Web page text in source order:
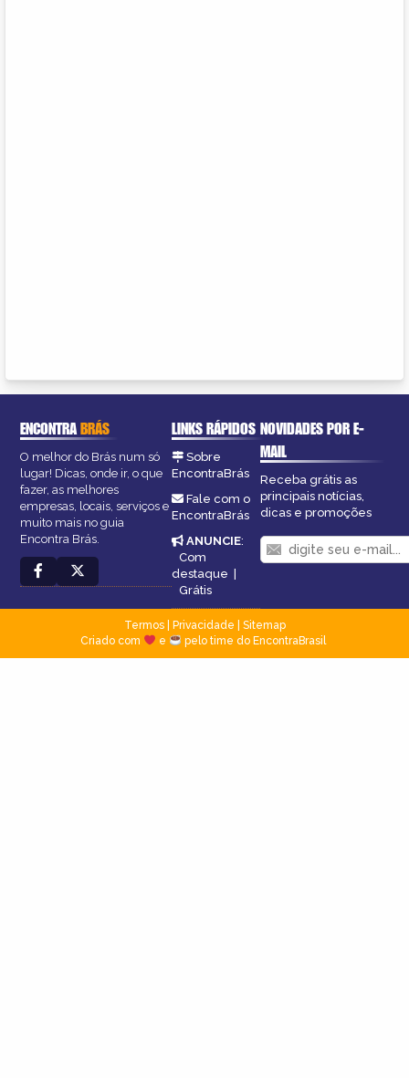
ENCONTRABRÁS
O melhor do Brás num só
lugar! Dicas, onde ir, o que
fazer, as melhores
empresas, locais, serviços e
muito mais no guia
Encontra Brás.
LINKS RÁPIDOS
Sobre
EncontraBrás
Fale com o
EncontraBrás
ANUNCIE:
Com
destaque |
Grátis
NOVIDADES POR E-
MAIL
Receba grátis as
principais notícias,
dicas e promoções
Termos| Privacidade
Sitemap
Criado com
e pelo time do EncontraBrasil